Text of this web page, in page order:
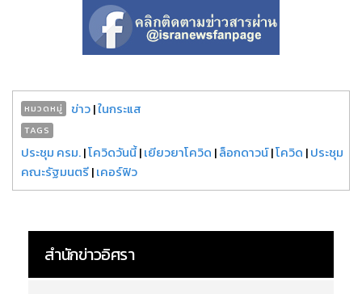
หมวดหมู่ ข่าว|ในกระแส
TAGS
ประชุม ครม.|โควิดวันนี้|เยียวยาโควิด |ล็อกดาวน์|โควิด |ประชุม
คณะรัฐมนตรี|เคอร์ฟิว
สำนักข่าวอิศรา